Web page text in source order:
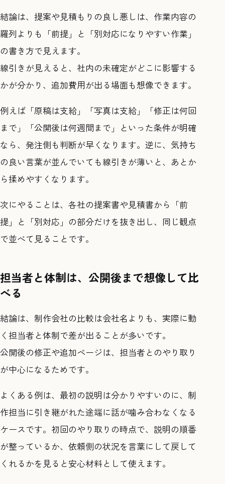
結論は、提案や見積もりの良し悪しは、作業内容の
羅列よりも「前提」と「別対応になりやすい作業」
の書き方で見えます。
線引きが見えると、社内の未確定がどこに影響する
かが分かり、追加費用が出る場面も想像できます。
例えば「原稿は支給」「写真は支給」「修正は何回
まで」「公開後は何週間まで」といった条件が明確
なら、発注側も判断が早くなります。逆に、気持ち
の良い言葉が並んでいても線引きが薄いと、あとか
ら揉めやすくなります。
次にやることは、各社の提案書や見積書から「前
提」と「別対応」の部分だけを抜き出し、同じ観点
で並べて見ることです。
担当者と体制は、公開後まで想像して比
べる
結論は、制作会社の比較は会社名よりも、実際に動
く担当者と体制で差が出ることが多いです。
公開後の修正や追加ページは、担当者とのやり取り
が中心になるためです。
よくある例は、最初の説明は分かりやすいのに、制
作担当に引き継がれた途端に話が噛み合わなくなる
ケースです。初回のやり取りの時点で、説明の順番
が整っているか、依頼側の状況を言葉にして戻して
くれるかを見ると安心材料として使えます。